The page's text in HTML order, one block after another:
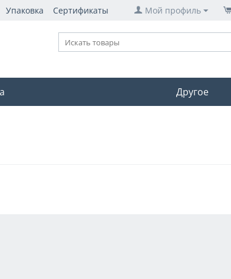
Мой профиль
Упаковка Сертификаты
Другое